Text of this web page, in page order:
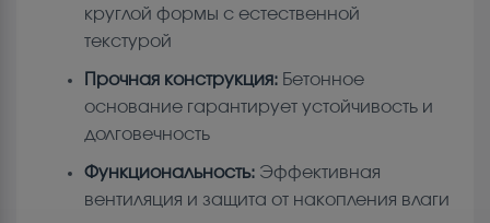
круглой формы с естественной
текстурой
Прочная конструкция: Бетонное
основание гарантирует устойчивость и
долговечность
Функциональность: Эффективная
вентиляция и защита от накопления влаги